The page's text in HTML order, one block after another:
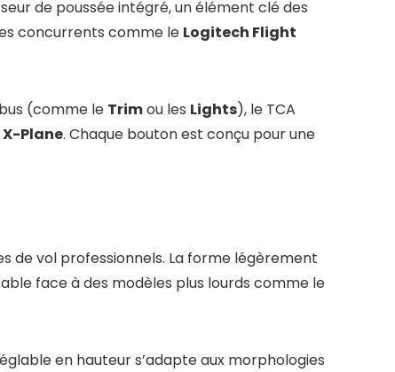
de poussée intégré, un élément clé des
concurrents comme le Logitech Flight
(comme le Trimou les Lights), le TCA
X-Plane. Chaque bouton est conçu pour une
de vol professionnels. La forme légèrement
face à des modèles plus lourds comme le
en hauteur s’adapte aux morphologies